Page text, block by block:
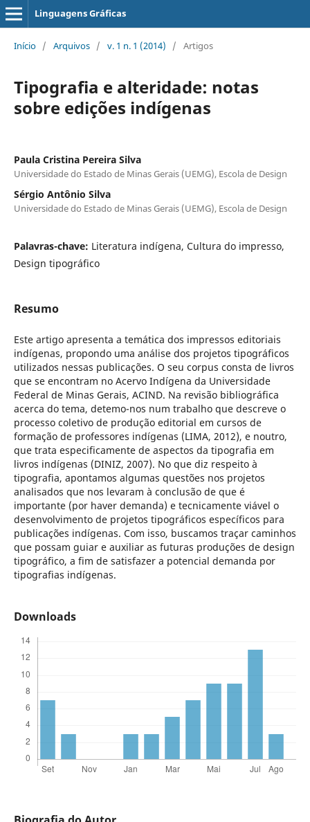
Linguagens Gráficas
Início / Arquivos / v. 1 n. 1 (2014) / Artigos
Tipografia e alteridade: notas
sobre edições indígenas
Paula Cristina Pereira Silva
Universidade do Estado de Minas Gerais (UEMG), Escola de Design
Sérgio Antônio Silva
Universidade do Estado de Minas Gerais (UEMG), Escola de Design
Palavras-chave: Literatura indígena, Cultura do impresso,
Design tipográfico
Resumo
Este artigo apresenta a temática dos impressos editoriais
indígenas, propondo uma análise dos projetos tipográficos
utilizados nessas publicações. O seu corpus consta de livros
que se encontram no Acervo Indígena da Universidade
Federal de Minas Gerais, ACIND. Na revisão bibliográfica
acerca do tema, detemo-nos num trabalho que descreve o
processo coletivo de produção editorial em cursos de
formação de professores indígenas (LIMA, 2012), e noutro,
que trata especificamente de aspectos da tipografia em
livros indígenas (DINIZ, 2007). No que diz respeito à
tipografia, apontamos algumas questões nos projetos
analisados que nos levaram à conclusão de que é
importante (por haver demanda) e tecnicamente viável o
desenvolvimento de projetos tipográficos específicos para
publicações indígenas. Com isso, buscamos traçar caminhos
que possam guiar e auxiliar as futuras produções de design
tipográfico, a fim de satisfazer a potencial demanda por
tipografias indígenas.
Downloads